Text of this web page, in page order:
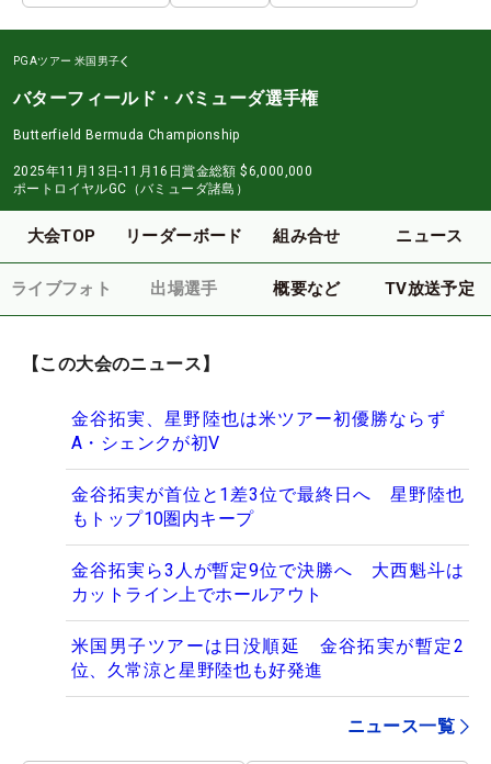
PGAツアー 米国男子
バターフィールド・バミューダ選手権
Butterfield Bermuda Championship
2025年11月13日-11月16日賞金総額 $6,000,000
ポートロイヤルGC（バミューダ諸島）
大会TOP リーダーボード 組み合せ ニュース
ライブフォト 出場選手 概要など TV放送予定
【この大会のニュース】
金谷拓実、星野陸也は米ツアー初優勝ならず
A・シェンクが初V
金谷拓実が首位と1差3位で最終日へ 星野陸也
もトップ10圏内キープ
金谷拓実ら3人が暫定9位で決勝へ 大西魁斗は
カットライン上でホールアウト
米国男子ツアーは日没順延 金谷拓実が暫定2
位、久常涼と星野陸也も好発進
ニュース一覧